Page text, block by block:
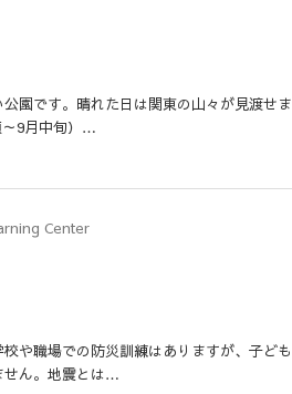
園です。晴れた日は関東の山々が見渡せま
～9月中旬）…
Center
や職場での防災訓練はありますが、子ども
せん。地震とは…